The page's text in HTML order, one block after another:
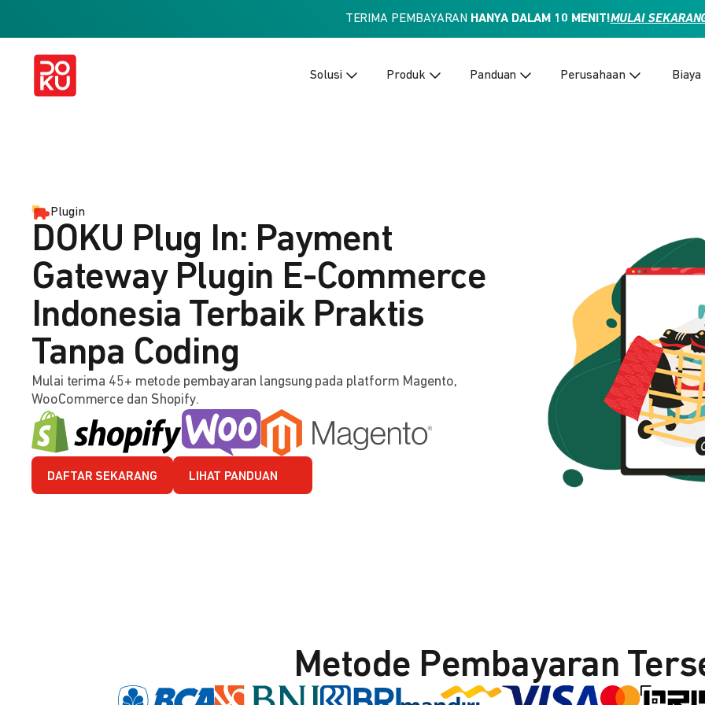
TERIMA PEMBAYARAN HANYA DALAM 10 MENIT!MULAI
Solusi Produk Panduan Perusahaan Biaya
Plugin
DOKU Plug In: Payment
Gateway Plugin E-Commerce
Indonesia Terbaik Praktis
Tanpa Coding
Mulai terima 45+ metode pembayaran langsung pada platform Magento,
WooCommerce dan Shopify.
DAFTAR SEKARANG LIHAT PANDUAN
Metode Pembayaran